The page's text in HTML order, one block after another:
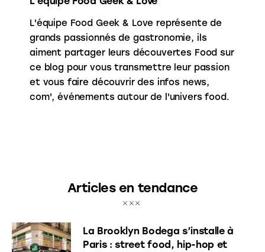
L'équipe Food Geek & Love représente de
grands passionnés de gastronomie, ils
aiment partager leurs découvertes Food sur
ce blog pour vous transmettre leur passion
et vous faire découvrir des infos news,
com', événements autour de l'univers food.
Articles en tendance
La Brooklyn Bodega s’installe à
Paris : street food, hip-hop et